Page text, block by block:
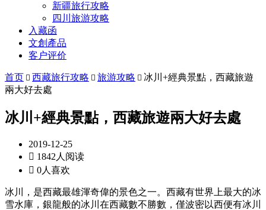
新疆旅行攻略
四川旅游攻略
入藏函
文創產品
客户评价
首页  西藏旅行攻略  旅游攻略  冰川+經典景點，西藏旅遊
兩大好去處
冰川+經典景點，西藏旅遊兩大好去處
2019-12-25
 1842人阅读
 0人喜欢
冰川，是西藏最雄渾奇偉的景色之一。西藏有世界上最大的冰
雪水庫，銀龍般的冰川在西藏數不勝數，僅波密以西便有冰川